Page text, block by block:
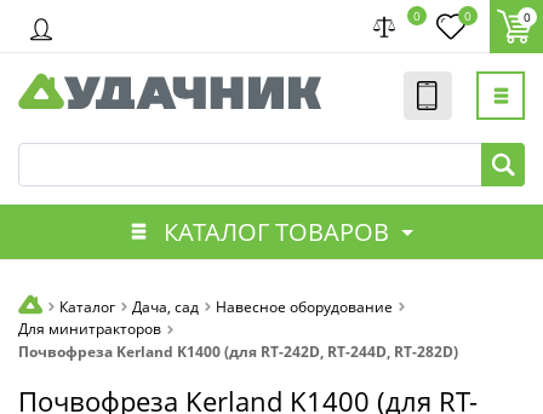
0 0 0
КАТАЛОГ ТОВАРОВ
Каталог Дача, сад
Навесное оборудование
Для минитракторов
Почвофреза Kerland K1400 (для RT-242D, RT-244D, RT-282D)
Почвофреза Kerland K1400 (для RT-